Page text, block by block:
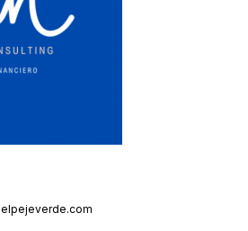
elpejeverde.com